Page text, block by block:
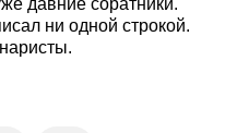
давние соратники.
ни одной строкой.